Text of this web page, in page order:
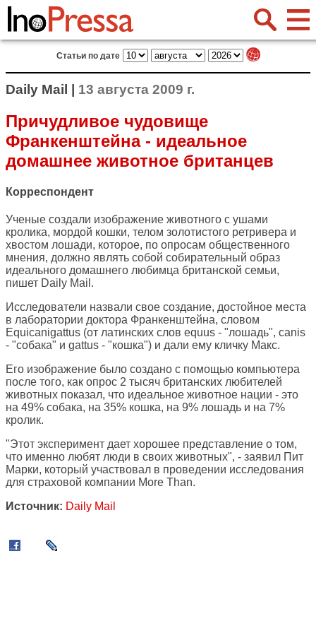
Статьи по дате
Daily Mail | 13 августа 2009 г.
Причудливое чудовище
Франкенштейна - идеальное
домашнее животное британцев
Корреспондент
Ученые создали изображение животного с ушами
кролика, мордой кошки, телом золотистого ретривера и
хвостом лошади, которое, по опросам общественного
мнения, должно являть собой собирательный образ
идеального домашнего любимца британской семьи,
пишет Daily Mail .
Исследователи назвали свое создание, достойное места
в лаборатории доктора Франкенштейна, словом
Equicanigattus (от латинских слов equus - "лошадь", canis
- "собака" и gattus - "кошка") и дали ему кличку Макс.
Его изображение было создано с помощью компьютера
после того, как опрос 2 тысяч британских любителей
животных показал, что идеальное животное нации - это
на 49% собака, на 35% кошка, на 9% лошадь и на 7%
кролик.
"Этот эксперимент дает хорошее представление о том,
что именно любят люди в своих животных", - заявил Пит
Марки, который участвовал в проведении исследования
для страховой компании More Than.
Источник: Daily Mail